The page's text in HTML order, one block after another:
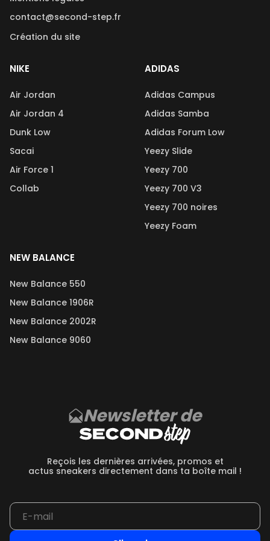
contact@second-step.fr
Création du site
NIKE
Air Jordan
Air Jordan 4
Dunk Low
Sacai
Air Force 1
Collab
ADIDAS
Adidas Campus
Adidas Samba
Adidas Forum Low
Yeezy Slide
Yeezy 700
Yeezy 700 V3
Yeezy 700 noires
Yeezy Foam
NEW BALANCE
New Balance 550
New Balance 1906R
New Balance 2002R
New Balance 9060
Newsletter de
Reçois les dernières arrivées, promos et
actus sneakers directement dans ta boîte mail !